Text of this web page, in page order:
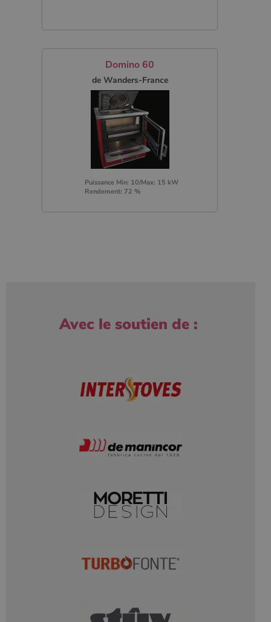
Domino 60
de Wanders-France
Puissance Min: 10/Max: 15 kW
Rendement: 72 %
Avec le soutien de :